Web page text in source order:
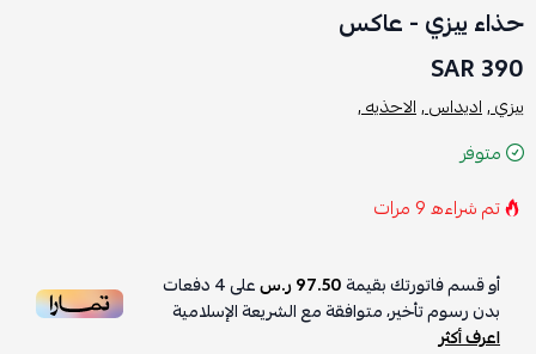
حذاء ييزي - عاكس
390 SAR
ييزي ,اديداس ,الاحذيه ,
متوفر
تم شراءه9مرات
أو قسم فاتورتك بقيمة97.50 ر.س على4دفعات
بدون رسوم تأخير، متوافقة مع الشريعة الإسلامية
اعرف أكثر